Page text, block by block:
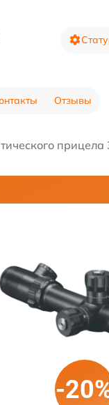
Отзывы
-